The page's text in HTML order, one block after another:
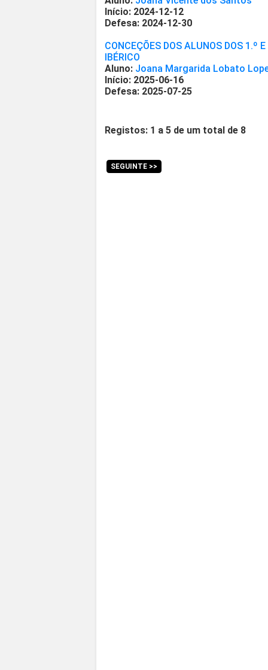
Início: 2024-12-12
Defesa: 2024-12-30
CONCEÇÕES DOS ALUNOS DOS 1.º
IBÉRICO
Aluno: Joana Margarida Lobato
Início: 2025-06-16
Defesa: 2025-07-25
Registos: 1 a 5 de um total de 8